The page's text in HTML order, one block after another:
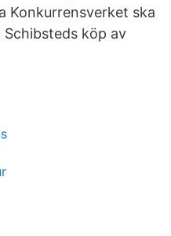
Konkurrensverket ska
köp av